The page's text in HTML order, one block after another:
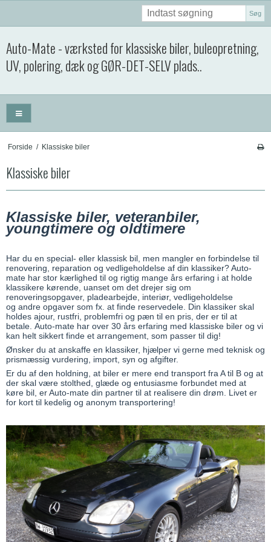
Søg
Auto-Mate - værksted for klassiske biler, buleopretning,
UV, polering, dæk og GØR-DET-SELV plads..
Forside / Klassiske biler
Klassiske biler
Klassiske biler, veteranbiler,
youngtimere og oldtimere
Har du en special- eller klassisk bil, men mangler en forbindelse til
renovering, reparation og vedligeholdelse af din klassiker? Auto-
mate har stor kærlighed til og rigtig mange års erfaring i at holde
klassikere kørende, uanset om det drejer sig om
renoveringsopgaver, pladearbejde, interiør, vedligeholdelse
og andre opgaver som fx. at finde reservedele. Din klassiker skal
holdes ajour, rustfri, problemfri og pæn til en pris, der er til at
betale. Auto-mate har over 30 års erfaring med klassiske biler og vi
kan helt sikkert finde et arrangement, som passer til dig!
Ønsker du at anskaffe en klassiker, hjælper vi gerne med teknisk og
prismæssig vurdering, import, syn og afgifter.
Er du af den holdning, at biler er mere end transport fra A til B og at
der skal være stolthed, glæde og entusiasme forbundet med at
køre bil, er Auto-mate din partner til at realisere din drøm. Livet er
for kort til kedelig og anonym transportering!